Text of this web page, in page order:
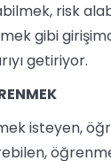
risk
gibi
getiriyor.
isteyen,